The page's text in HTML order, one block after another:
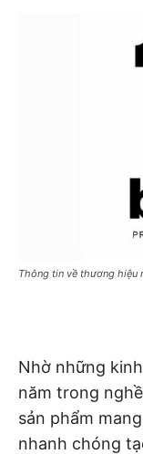
Thông tin về thương hiệu
Nhờ những
năm trong
sản phẩm
nhanh chóng